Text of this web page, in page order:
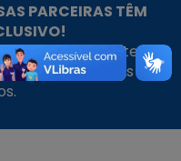
PARCEIRAS TÊM
empresa faz parte da
aproveite nossos